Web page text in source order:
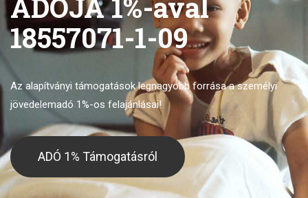
18557071-1-09
Az alapítványi támogatások legnagyobb forrásaa személyi
jövedelemadó 1%-os felajánlásai!
ADÓ 1% Támogatásról